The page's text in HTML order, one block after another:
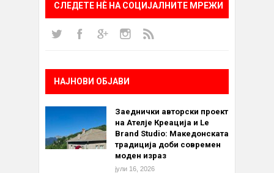
СЛЕДЕТЕ НÈ НА СОЦИЈАЛНИТЕ МРЕЖИ
НАЈНОВИ ОБЈАВИ
Заеднички авторски проект
на Ателје Креација и Le
Brand Studio: Македонската
традиција доби современ
моден израз
јули 16, 2026